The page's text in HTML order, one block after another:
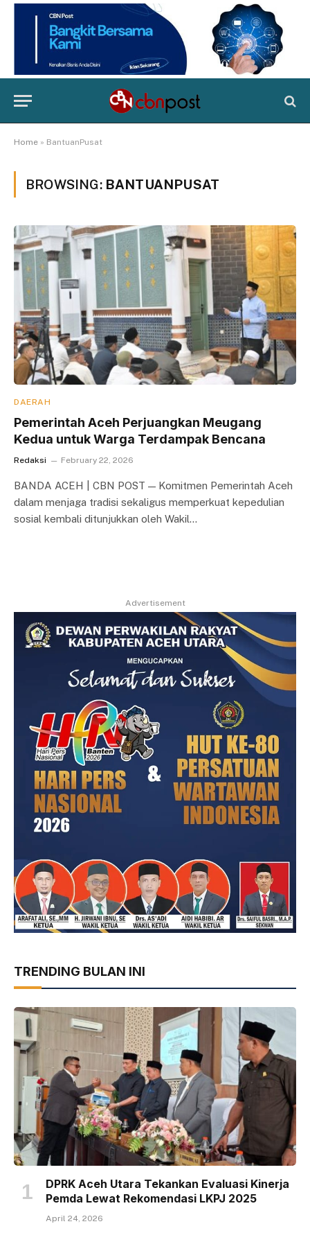
Home » BantuanPusat
BROWSING: BANTUANPUSAT
DAERAH
Pemerintah Aceh Perjuangkan Meugang
Kedua untuk Warga Terdampak Bencana
Redaksi February 22, 2026
BANDA ACEH | CBN POST — Komitmen Pemerintah Aceh
dalam menjaga tradisi sekaligus memperkuat kepedulian
sosial kembali ditunjukkan oleh Wakil…
Advertisement
TRENDING BULAN INI
DPRK Aceh Utara Tekankan Evaluasi Kinerja
Pemda Lewat Rekomendasi LKPJ 2025
April 24, 2026